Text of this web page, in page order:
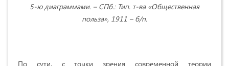
5-ю диаграммами. – СПб.: Тип. т-ва «Общественная
польза», 1911 – б/п.
По сути, с точки зрения современной теории